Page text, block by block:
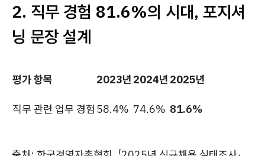
2. 직무 경험 81.6%의 시대, 포지셔
닝 문장 설계
평가 항목 2023년 2024년 2025년
직무 관련 업무 경험 58.4% 74.6% 81.6%